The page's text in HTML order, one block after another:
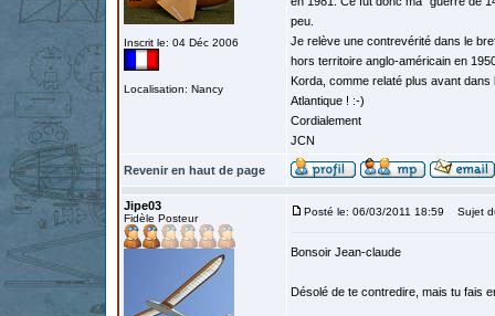
Inscrit le: 04 Déc 2006
Localisation: Nancy
peu.
Je relève une contrevérité dans le
hors territoire anglo-américain en
Korda, comme relaté plus avant
Atlantique ! :-)
Cordialement
JCN
Revenir en haut de page
Jipe03
Fidèle Posteur
Posté le: 06/03/2011 18:59 Sujet
Bonsoir Jean-claude
Désolé de te contredire, mais tu fais